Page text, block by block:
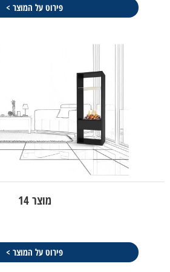
פירוט על המוצר >
מוצר 14
פירוט על המוצר >